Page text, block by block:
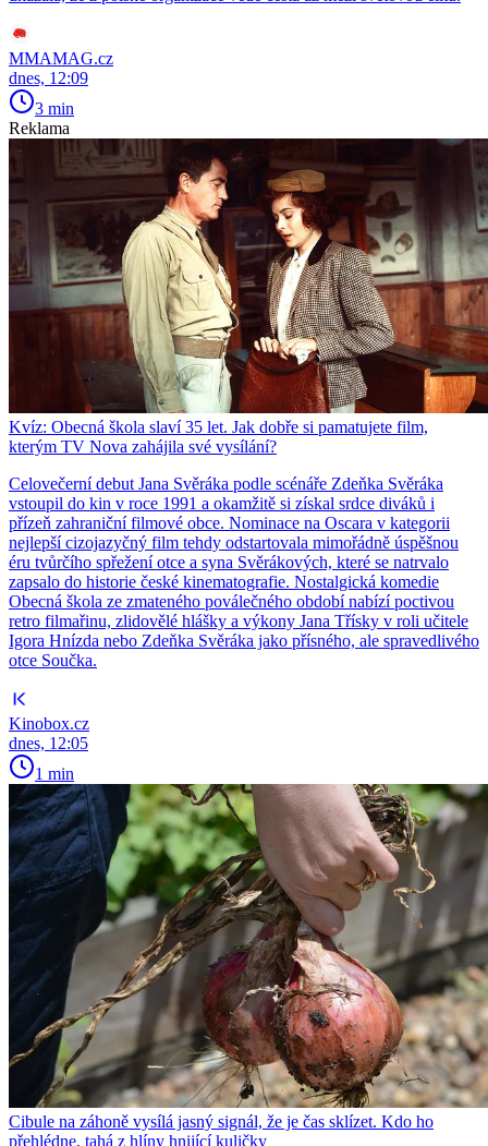
MMAMAG.cz
dnes, 12:09
3 min
Reklama
Kvíz: Obecná škola slaví 35 let. Jak dobře si pamatujete film,
kterým TV Nova zahájila své vysílání?
Celovečerní debut Jana Svěráka podle scénáře Zdeňka Svěráka
vstoupil do kin v roce 1991 a okamžitě si získal srdce diváků i
přízeň zahraniční filmové obce. Nominace na Oscara v kategorii
nejlepší cizojazyčný film tehdy odstartovala mimořádně úspěšnou
éru tvůrčího spřežení otce a syna Svěrákových, které se natrvalo
zapsalo do historie české kinematografie. Nostalgická komedie
Obecná škola ze zmateného poválečného období nabízí poctivou
retro filmařinu, zlidovělé hlášky a výkony Jana Třísky v roli učitele
Igora Hnízda nebo Zdeňka Svěráka jako přísného, ale spravedlivého
otce Součka.
Kinobox.cz
dnes, 12:05
1 min
Cibule na záhoně vysílá jasný signál, že je čas sklízet. Kdo ho
přehlédne, tahá z hlíny hnijící kuličky